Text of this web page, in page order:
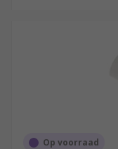
Op voorraad